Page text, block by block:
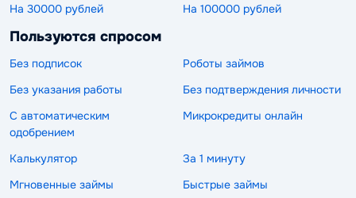
На 30000 рублей
На 100000 рублей
Пользуются спросом
Без подписок
Роботы займов
Без указания работы
Без подтверждения личности
С автоматическим
одобрением
Микрокредиты онлайн
Калькулятор
За 1 минуту
Мгновенные займы
Быстрые займы